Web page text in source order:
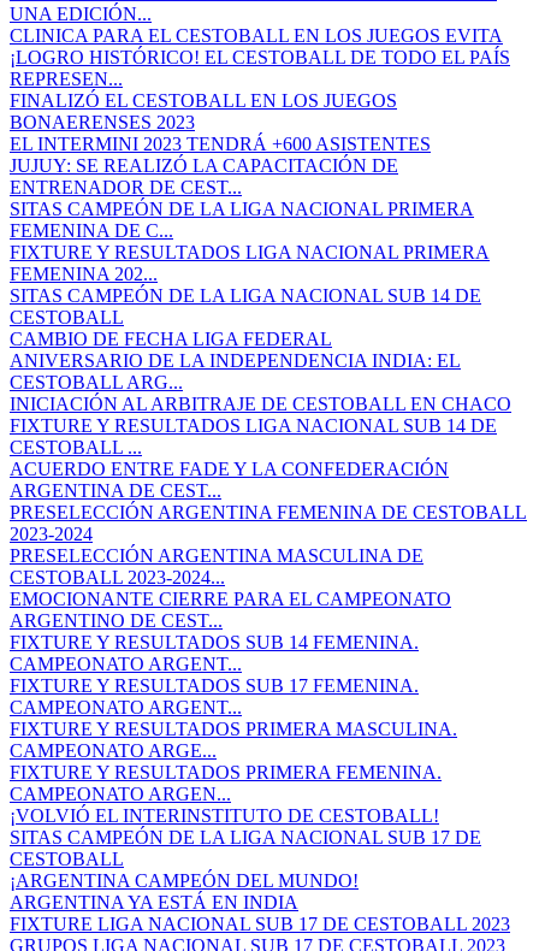
UNA EDICIÓN...
CLINICA PARA EL CESTOBALL EN LOS JUEGOS EVITA
¡LOGRO HISTÓRICO! EL CESTOBALL DE TODO EL PAÍS
REPRESEN...
FINALIZÓ EL CESTOBALL EN LOS JUEGOS
BONAERENSES 2023
EL INTERMINI 2023 TENDRÁ +600 ASISTENTES
JUJUY: SE REALIZÓ LA CAPACITACIÓN DE
ENTRENADOR DE CEST...
SITAS CAMPEÓN DE LA LIGA NACIONAL PRIMERA
FEMENINA DE C...
FIXTURE Y RESULTADOS LIGA NACIONAL PRIMERA
FEMENINA 202...
SITAS CAMPEÓN DE LA LIGA NACIONAL SUB 14 DE
CESTOBALL
CAMBIO DE FECHA LIGA FEDERAL
ANIVERSARIO DE LA INDEPENDENCIA INDIA: EL
CESTOBALL ARG...
INICIACIÓN AL ARBITRAJE DE CESTOBALL EN CHACO
FIXTURE Y RESULTADOS LIGA NACIONAL SUB 14 DE
CESTOBALL ...
ACUERDO ENTRE FADE Y LA CONFEDERACIÓN
ARGENTINA DE CEST...
PRESELECCIÓN ARGENTINA FEMENINA DE CESTOBALL
2023-2024
PRESELECCIÓN ARGENTINA MASCULINA DE
CESTOBALL 2023-2024...
EMOCIONANTE CIERRE PARA EL CAMPEONATO
ARGENTINO DE CEST...
FIXTURE Y RESULTADOS SUB 14 FEMENINA.
CAMPEONATO ARGENT...
FIXTURE Y RESULTADOS SUB 17 FEMENINA.
CAMPEONATO ARGENT...
FIXTURE Y RESULTADOS PRIMERA MASCULINA.
CAMPEONATO ARGE...
FIXTURE Y RESULTADOS PRIMERA FEMENINA.
CAMPEONATO ARGEN...
¡VOLVIÓ EL INTERINSTITUTO DE CESTOBALL!
SITAS CAMPEÓN DE LA LIGA NACIONAL SUB 17 DE
CESTOBALL
¡ARGENTINA CAMPEÓN DEL MUNDO!
ARGENTINA YA ESTÁ EN INDIA
FIXTURE LIGA NACIONAL SUB 17 DE CESTOBALL 2023
GRUPOS LIGA NACIONAL SUB 17 DE CESTOBALL 2023